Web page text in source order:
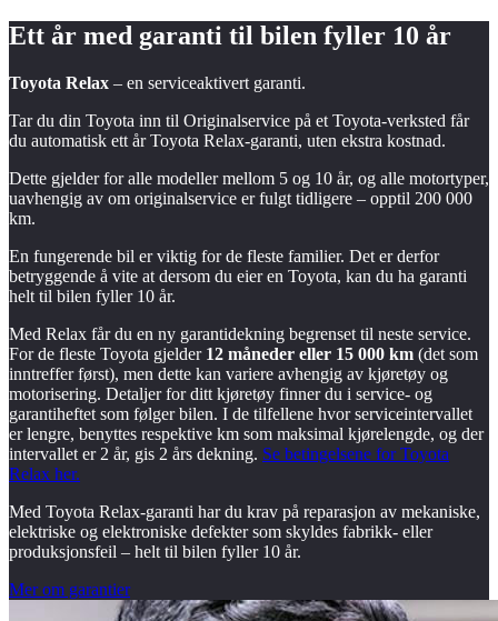
Ett år med garanti til bilen fyller 10 år
Toyota Relax – en serviceaktivert garanti.
Tar du din Toyota inn til Originalservice på et Toyota-verksted får
du automatisk ett år Toyota Relax-garanti, uten ekstra kostnad.
Dette gjelder for alle modeller mellom 5 og 10 år, og alle motortyper,
uavhengig av om originalservice er fulgt tidligere – opptil 200 000
km.
En fungerende bil er viktig for de fleste familier. Det er derfor
betryggende å vite at dersom du eier en Toyota, kan du ha garanti
helt til bilen fyller 10 år.
Med Relax får du en ny garantidekning begrenset til neste service.
For de fleste Toyota gjelder 12 måneder eller 15 000 km (det som
inntreffer først), men dette kan variere avhengig av kjøretøy og
motorisering. Detaljer for ditt kjøretøy finner du i service- og
garantiheftet som følger bilen. I de tilfellene hvor serviceintervallet
er lengre, benyttes respektive km som maksimal kjørelengde, og der
intervallet er 2 år, gis 2 års dekning. Se betingelsene for Toyota
Relax her.
Med Toyota Relax-garanti har du krav på reparasjon av mekaniske,
elektriske og elektroniske defekter som skyldes fabrikk- eller
produksjonsfeil – helt til bilen fyller 10 år.
Mer om garantier